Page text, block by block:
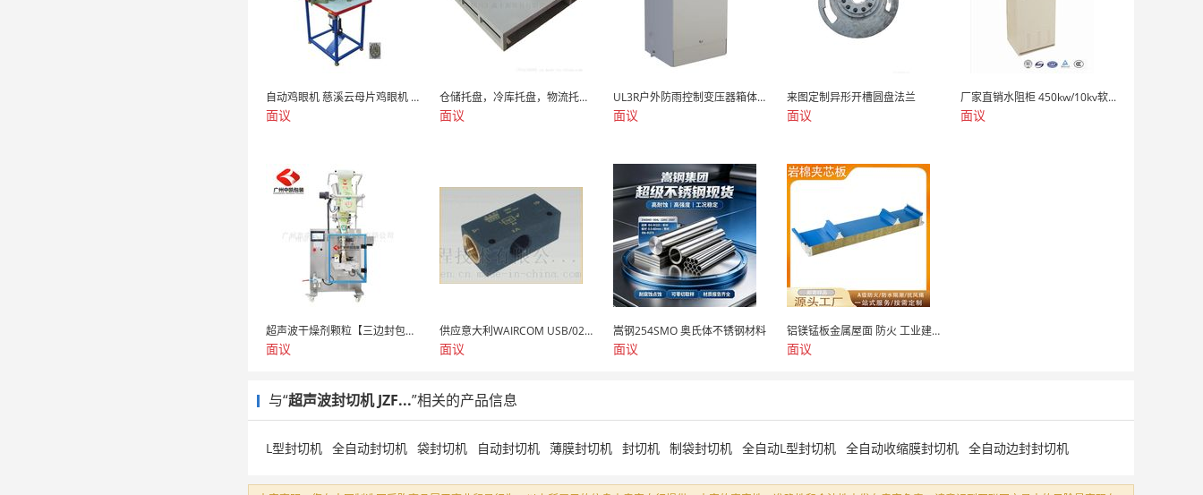
自动鸡眼机 慈溪云母片鸡眼机 鸡眼机
面议
仓储托盘，冷库托盘，物流托盘，加重托盘，异型...
面议
UL3R户外防雨控制变压器箱体一体机ACME
面议
来图定制异形开槽圆盘法兰
面议
厂家直销水阻柜 450kw/10kv软...
面议
超声波干燥剂颗粒【三边封包装机】蒙脱石/硅胶...
面议
供应意大利WAIRCOM USB/02450...
面议
嵩钢254SMO 奥氏体不锈钢材料
面议
铝镁锰板金属屋面 防火 工业建筑屋面保温...
面议
与“超声波封切机 JZF...”相关的产品信息
L型封切机 全自动封切机 袋封切机 自动封切机 薄膜封切机 封切机 制袋封切机 全自动L型封切机 全自动收缩膜封切机 全自动边封封切机